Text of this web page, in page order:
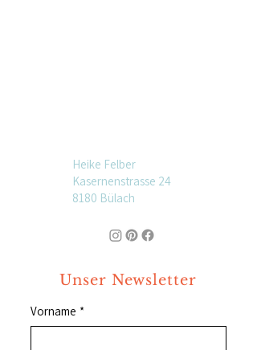
Heike Felber
Kasernenstrasse 24
8180 Bülach
Unser Newsletter
Vorname *